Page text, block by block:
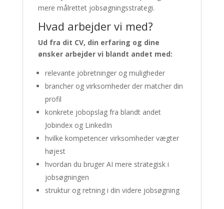
mere målrettet jobsøgningsstrategi.
Hvad arbejder vi med?
Ud fra dit CV, din erfaring og dine
ønsker arbejder vi blandt andet med:
relevante jobretninger og muligheder
brancher og virksomheder der matcher din
profil
konkrete jobopslag fra blandt andet
Jobindex og LinkedIn
hvilke kompetencer virksomheder vægter
højest
hvordan du bruger AI mere strategisk i
jobsøgningen
struktur og retning i din videre jobsøgning